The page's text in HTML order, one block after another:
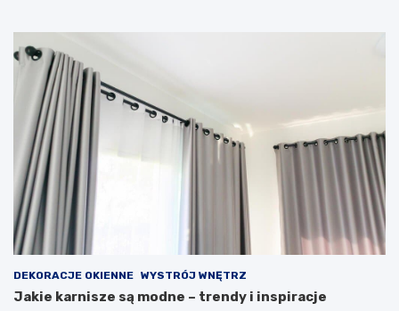
n
y
DEKORACJE OKIENNE WYSTRÓJ WNĘTRZ
Jakie karnisze są modne – trendy i inspiracje